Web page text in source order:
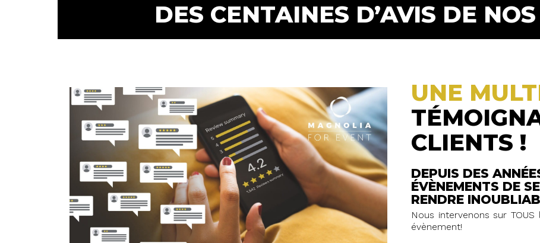
DES CENTAINES D’AVIS DE
UNE
CLIENTS !
DEPUIS DES
ÉVÈNEMENTS DE
RENDRE
Nous intervenons sur
évènement!